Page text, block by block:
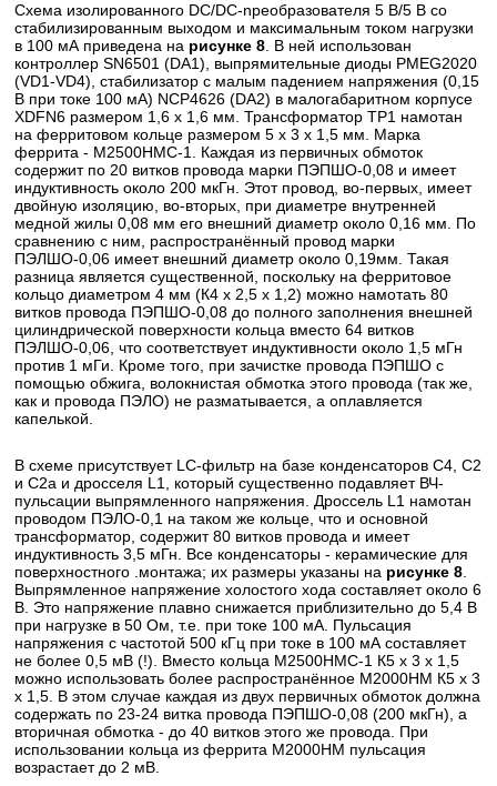
Схема изолированного DC/DC-npeобразователя 5 В/5 В со
стабилизированным выходом и максимальным током нагрузки
в 100 мА приведена на рисунке 8 . В ней использован
контроллер SN6501 (DA1), выпрямительные диоды PMEG2020
(VD1-VD4), стабилизатор с малым падением напряжения (0,15
В при токе 100 мА) NCP4626 (DA2) в малогабаритном корпусе
XDFN6 размером 1,6 х 1,6 мм. Трансформатор ТР1 намотан
на ферритовом кольце размером 5 х 3 х 1,5 мм. Марка
феррита - М2500НМС-1. Каждая из первичных обмоток
содержит по 20 витков провода марки ПЭПШО-0,08 и имеет
индуктивность около 200 мкГн. Этот провод, во-первых, имеет
двойную изоляцию, во-вторых, при диаметре внутренней
медной жилы 0,08 мм его внешний диаметр около 0,16 мм. По
сравнению с ним, распространённый провод марки
ПЭЛШО-0,06 имеет внешний диаметр около 0,19мм. Такая
разница является существенной, поскольку на ферритовое
кольцо диаметром 4 мм (К4 х 2,5 х 1,2) можно намотать 80
витков провода ПЭПШО-0,08 до полного заполнения внешней
цилиндрической поверхности кольца вместо 64 витков
ПЭЛШО-0,06, что соответствует индуктивности около 1,5 мГн
против 1 мГи. Кроме того, при зачистке провода ПЭПШО с
помощью обжига, волокнистая обмотка этого провода (так же,
как и провода ПЭЛО) не разматывается, а оплавляется
капелькой.
В схеме присутствует LC-фильтр на базе конденсаторов С4, С2
и С2а и дросселя L1, который существенно подавляет ВЧ-
пульсации выпрямленного напряжения. Дроссель L1 намотан
проводом ПЭЛО-0,1 на таком же кольце, что и основной
трансформатор, содержит 80 витков провода и имеет
индуктивность 3,5 мГн. Все конденсаторы - керамические для
поверхностного .монтажа; их размеры указаны на рисунке 8
Выпрямленное напряжение холостого хода составляет около 6
В. Это напряжение плавно снижается приблизительно до 5,4 В
при нагрузке в 50 Ом, т.е. при токе 100 мА. Пульсация
напряжения с частотой 500 кГц при токе в 100 мА составляет
не более 0,5 мВ (!). Вместо кольца М2500НМС-1 К5 х 3 х 1,5
можно использовать более распространённое М2000НМ К5 х 3
х 1,5. В этом случае каждая из двух первичных обмоток должна
содержать по 23-24 витка провода ПЭПШО-0,08 (200 мкГн), а
вторичная обмотка - до 40 витков этого же провода. При
использовании кольца из феррита М2000НМ пульсация
возрастает до 2 мВ.